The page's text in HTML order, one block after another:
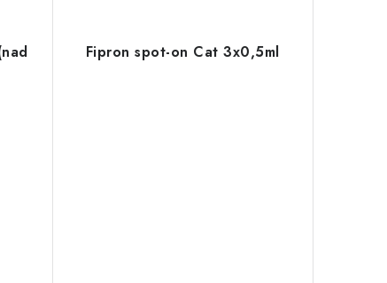
Fipron spot-on Cat 3x0,5ml